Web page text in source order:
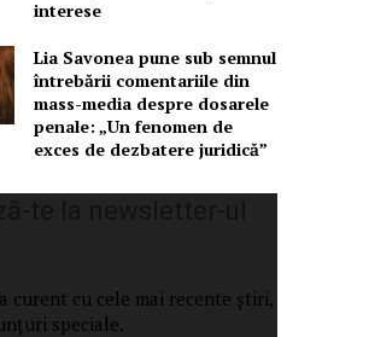
interese
Lia Savonea pune sub semnul
întrebării comentariile din
mass-media despre dosarele
penale: „Un fenomen de
exces de dezbatere juridică”
curent cu cele mai recente știri,
speciale.